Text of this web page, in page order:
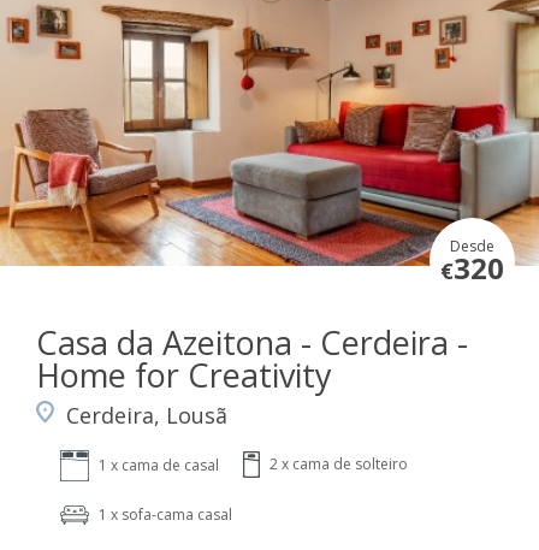
Desde
€320
Casa da Azeitona - Cerdeira -
Home for Creativity
Cerdeira, Lousã
1 x cama de casal 2 x cama de solteiro
1 x sofa-cama casal